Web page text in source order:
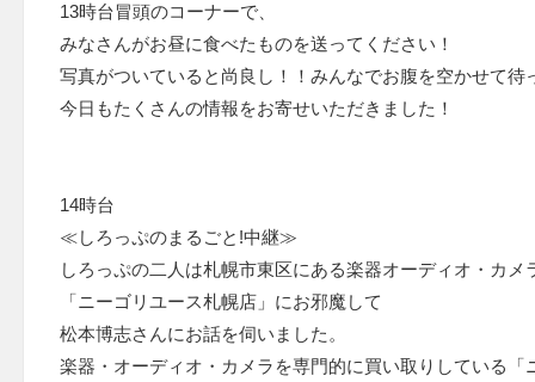
13時台冒頭のコーナーで、
みなさんがお昼に食べたものを送ってください！
写真がついていると尚良し！！みんなでお腹を空かせて待
今日もたくさんの情報をお寄せいただきました！
14時台
≪しろっぷのまるごと!中継≫
しろっぷの二人は札幌市東区にある楽器オーディオ・カメ
「ニーゴリユース札幌店」にお邪魔して
松本博志さんにお話を伺いました。
楽器・オーディオ・カメラを専門的に買い取りしている「